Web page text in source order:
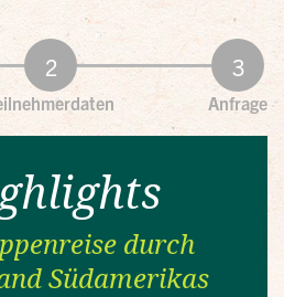
Anfrage
durch
Südamerikas